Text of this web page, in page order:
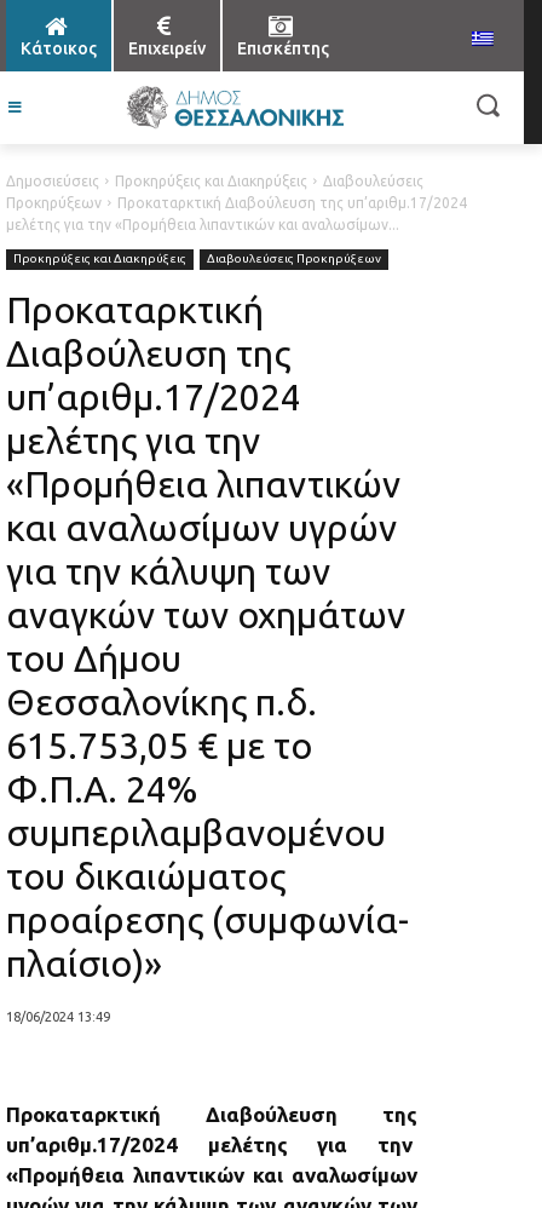
Κάτοικος Επιχειρείν Επισκέπτης
Δημοσιεύσεις Προκηρύξεις και Διακηρύξεις
Διαβουλεύσεις
Προκηρύξεων
Προκαταρκτική Διαβούλευση της υπ’αριθμ.17/2024
μελέτης για την «Προμήθεια λιπαντικών και αναλωσίμων...
Προκηρύξεις και Διακηρύξεις Διαβουλεύσεις Προκηρύξεων
Προκαταρκτική
Διαβούλευση της
υπ’αριθμ.17/2024
μελέτης για την
«Προμήθεια λιπαντικών
και αναλωσίμων υγρών
για την κάλυψη των
αναγκών των οχημάτων
του Δήμου
Θεσσαλονίκης π.δ.
615.753,05 € με το
Φ.Π.Α. 24%
συμπεριλαμβανομένου
του δικαιώματος
προαίρεσης (συμφωνία-
πλαίσιο)»
18/06/2024 13:49
Προκαταρκτική Διαβούλευση της
υπ’αριθμ.17/2024 μελέτης για την
«Προμήθεια λιπαντικών και αναλωσίμων